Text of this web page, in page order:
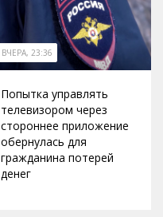
ВЧЕРА, 23:36
Попытка управлять
телевизором через
стороннее приложение
обернулась для
гражданина потерей
денег